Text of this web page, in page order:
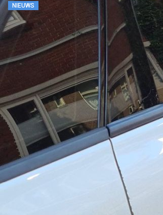
NIEUWS